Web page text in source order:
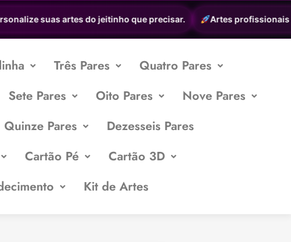
suas artes do jeitinho que precisar. Artes profissionais a
Três Pares
Quatro Pares
Sete Pares Oito Pares
Nove Pares
Quinze Pares
Dezesseis Pares
Cartão Pé
Cartão 3D
Kit de Artes